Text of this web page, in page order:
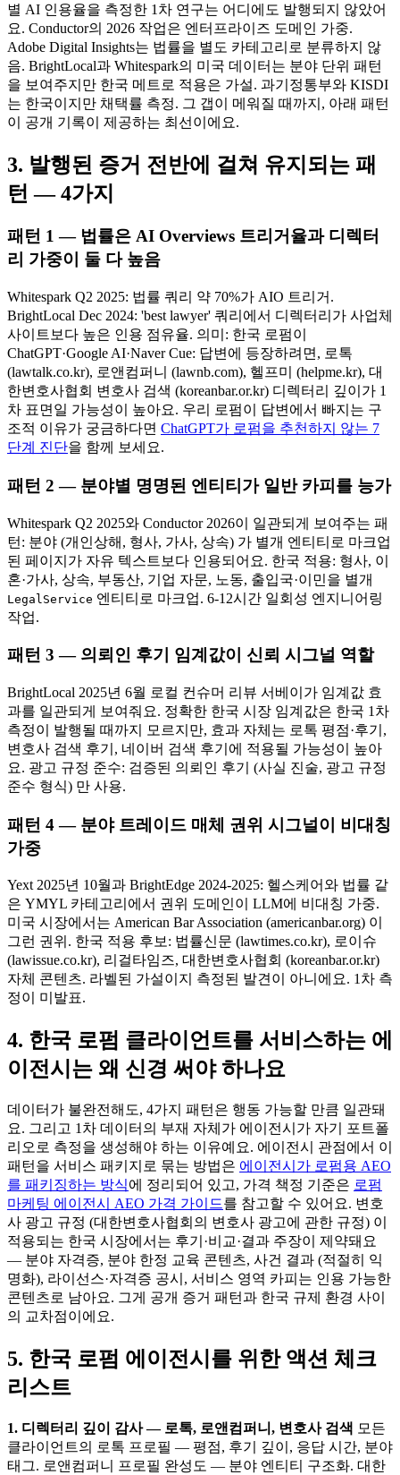
별 AI 인용율을 측정한 1차 연구는 어디에도 발행되지 않았어
요. Conductor의 2026 작업은 엔터프라이즈 도메인 가중.
Adobe Digital Insights는 법률을 별도 카테고리로 분류하지 않
음. BrightLocal과 Whitespark의 미국 데이터는 분야 단위 패턴
을 보여주지만 한국 메트로 적용은 가설. 과기정통부와 KISDI
는 한국이지만 채택률 측정. 그 갭이 메워질 때까지, 아래 패턴
이 공개 기록이 제공하는 최선이에요.
3. 발행된 증거 전반에 걸쳐 유지되는 패
턴 — 4가지
패턴 1 — 법률은 AI Overviews 트리거율과 디렉터
리 가중이 둘 다 높음
Whitespark Q2 2025: 법률 쿼리 약 70%가 AIO 트리거.
BrightLocal Dec 2024: 'best lawyer' 쿼리에서 디렉터리가 사업체
사이트보다 높은 인용 점유율. 의미: 한국 로펌이
ChatGPT·Google AI·Naver Cue: 답변에 등장하려면, 로톡
(lawtalk.co.kr), 로앤컴퍼니 (lawnb.com), 헬프미 (helpme.kr), 대
한변호사협회 변호사 검색 (koreanbar.or.kr) 디렉터리 깊이가 1
차 표면일 가능성이 높아요. 우리 로펌이 답변에서 빠지는 구
조적 이유가 궁금하다면 ChatGPT가 로펌을 추천하지 않는 7
단계 진단을 함께 보세요.
패턴 2 — 분야별 명명된 엔티티가 일반 카피를 능가
Whitespark Q2 2025와 Conductor 2026이 일관되게 보여주는 패
턴: 분야 (개인상해, 형사, 가사, 상속) 가 별개 엔티티로 마크업
된 페이지가 자유 텍스트보다 인용되어요. 한국 적용: 형사, 이
혼·가사, 상속, 부동산, 기업 자문, 노동, 출입국·이민을 별개
LegalService 엔티티로 마크업. 6-12시간 일회성 엔지니어링
작업.
패턴 3 — 의뢰인 후기 임계값이 신뢰 시그널 역할
BrightLocal 2025년 6월 로컬 컨슈머 리뷰 서베이가 임계값 효
과를 일관되게 보여줘요. 정확한 한국 시장 임계값은 한국 1차
측정이 발행될 때까지 모르지만, 효과 자체는 로톡 평점·후기,
변호사 검색 후기, 네이버 검색 후기에 적용될 가능성이 높아
요. 광고 규정 준수: 검증된 의뢰인 후기 (사실 진술, 광고 규정
준수 형식) 만 사용.
패턴 4 — 분야 트레이드 매체 권위 시그널이 비대칭
가중
Yext 2025년 10월과 BrightEdge 2024-2025: 헬스케어와 법률 같
은 YMYL 카테고리에서 권위 도메인이 LLM에 비대칭 가중.
미국 시장에서는 American Bar Association (americanbar.org) 이
그런 권위. 한국 적용 후보: 법률신문 (lawtimes.co.kr), 로이슈
(lawissue.co.kr), 리걸타임즈, 대한변호사협회 (koreanbar.or.kr)
자체 콘텐츠. 라벨된 가설이지 측정된 발견이 아니에요. 1차 측
정이 미발표.
4. 한국 로펌 클라이언트를 서비스하는 에
이전시는 왜 신경 써야 하나요
데이터가 불완전해도, 4가지 패턴은 행동 가능할 만큼 일관돼
요. 그리고 1차 데이터의 부재 자체가 에이전시가 자기 포트폴
리오로 측정을 생성해야 하는 이유예요. 에이전시 관점에서 이
패턴을 서비스 패키지로 묶는 방법은 에이전시가 로펌용 AEO
를 패키징하는 방식에 정리되어 있고, 가격 책정 기준은 로펌
마케팅 에이전시 AEO 가격 가이드를 참고할 수 있어요. 변호
사 광고 규정 (대한변호사협회의 변호사 광고에 관한 규정) 이
적용되는 한국 시장에서는 후기·비교·결과 주장이 제약돼요
— 분야 자격증, 분야 한정 교육 콘텐츠, 사건 결과 (적절히 익
명화), 라이선스·자격증 공시, 서비스 영역 카피는 인용 가능한
콘텐츠로 남아요. 그게 공개 증거 패턴과 한국 규제 환경 사이
의 교차점이에요.
5. 한국 로펌 에이전시를 위한 액션 체크
리스트
1. 디렉터리 깊이 감사 — 로톡, 로앤컴퍼니, 변호사 검색 모든
클라이언트의 로톡 프로필 — 평점, 후기 깊이, 응답 시간, 분야
태그. 로앤컴퍼니 프로필 완성도 — 분야 엔티티 구조화. 대한